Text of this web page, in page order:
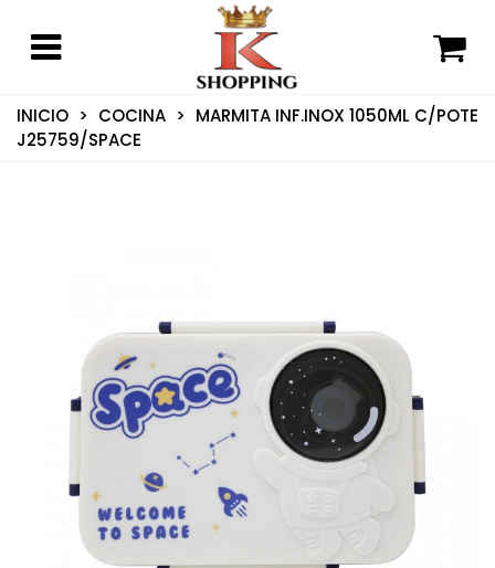
INICIO > COCINA > MARMITA INF.INOX 1050ML C/POTE
J25759/SPACE